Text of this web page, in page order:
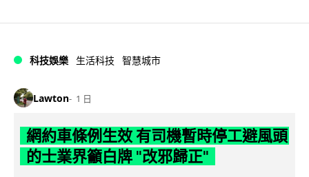
科技娛樂 生活科技 智慧城市
Lawton 1 日
網約車條例生效 有司機暫時停工避風頭
的士業界籲白牌 "改邪歸正"